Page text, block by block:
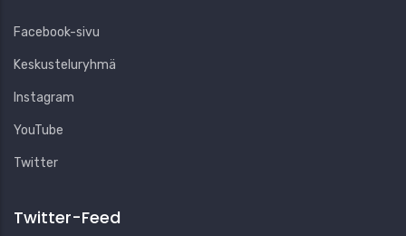
Facebook-sivu
Keskusteluryhmä
Instagram
YouTube
Twitter
Twitter-Feed